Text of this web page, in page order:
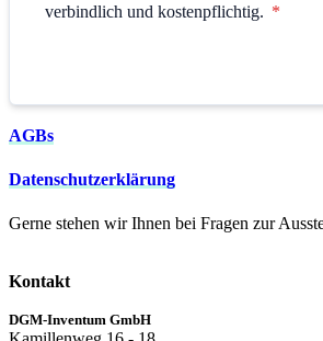
verbindlich und kostenpflichtig. *
AGBs
Datenschutzerklärung
Gerne stehen wir Ihnen bei Fragen zur
Kontakt
DGM-Inventum GmbH